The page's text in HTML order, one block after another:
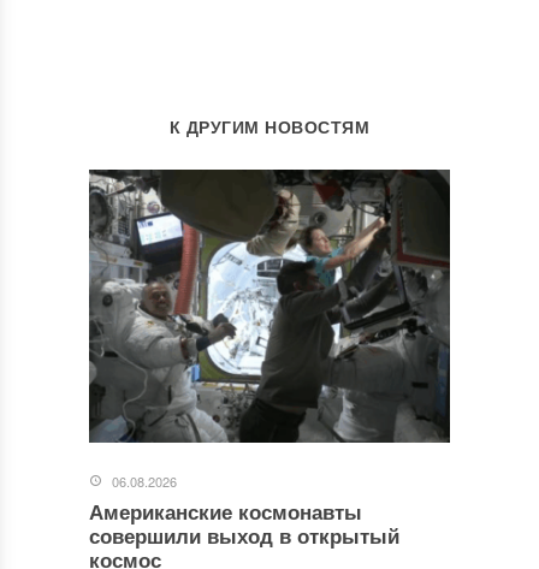
К ДРУГИМ НОВОСТЯМ
06.08.2026
Американские космонавты
совершили выход в открытый
космос